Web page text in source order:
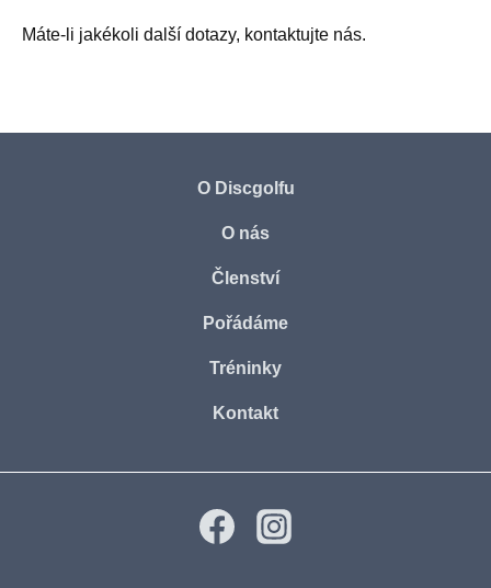
Máte-li jakékoli další dotazy, kontaktujte nás.
O Discgolfu
O nás
Členství
Pořádáme
Tréninky
Kontakt